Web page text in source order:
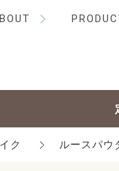
ク ルースパウ